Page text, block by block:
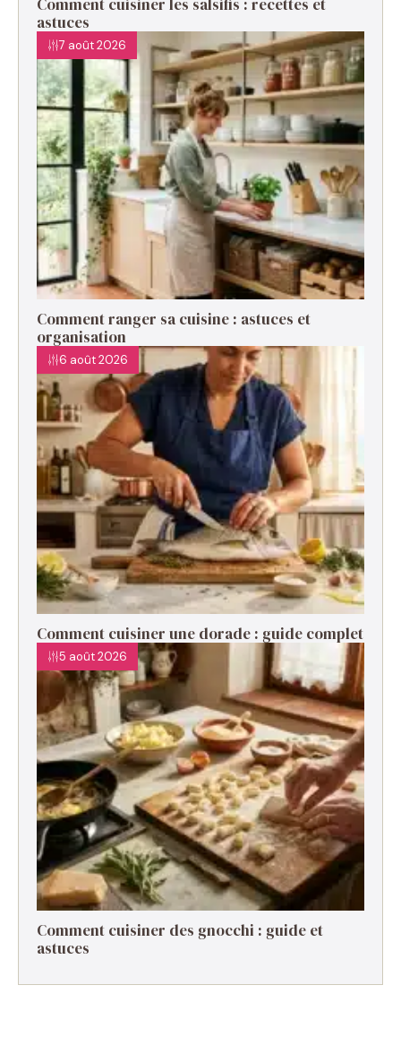
Comment cuisiner les salsifis : recettes et
astuces
7 août 2026
Comment ranger sa cuisine : astuces et
organisation
6 août 2026
Comment cuisiner une dorade : guide complet
5 août 2026
Comment cuisiner des gnocchi : guide et
astuces